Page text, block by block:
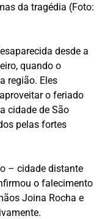
da tragédia (Foto:
desde a
quando o
região. Eles
o feriado
cidade de São
pelas fortes
– cidade distante
o falecimento
Joina Rocha e